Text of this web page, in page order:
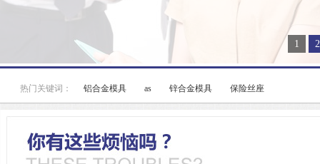
1 2
热门关键词： 铝合金模具 as 锌合金模具 保险丝座